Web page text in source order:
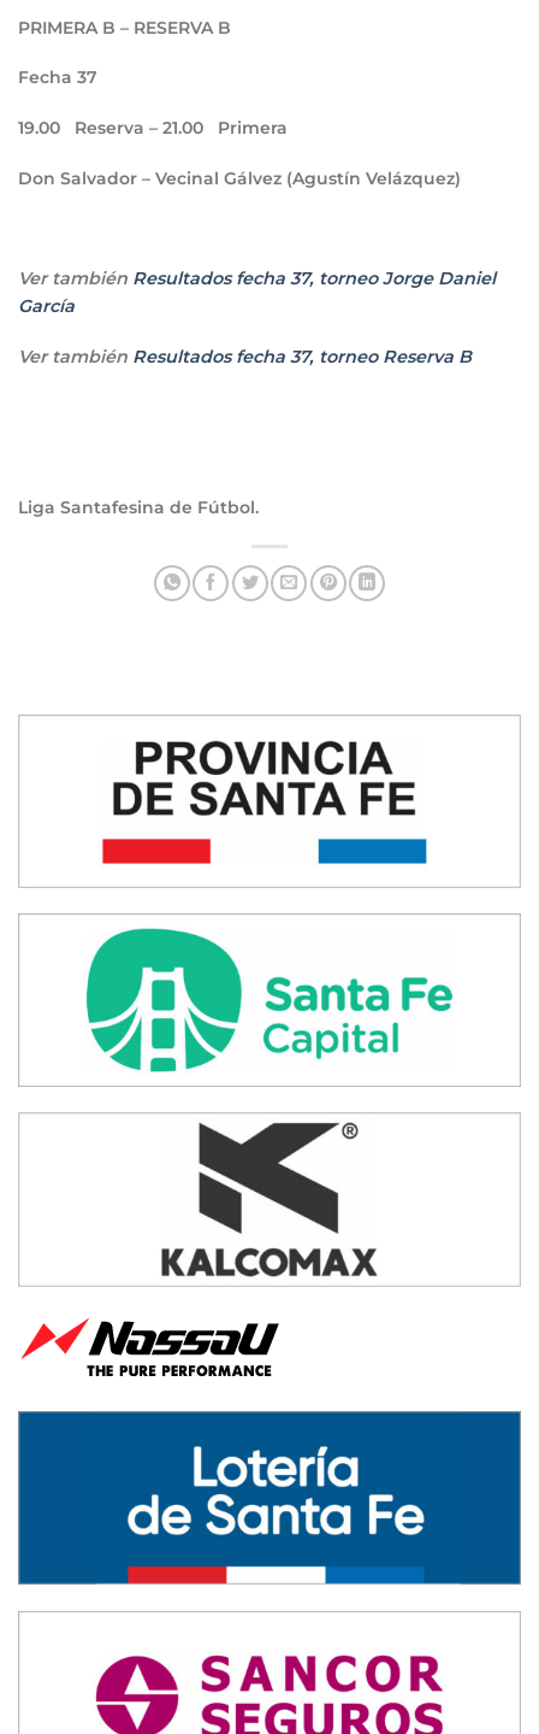
PRIMERA B – RESERVA B
Fecha 37
19.00 Reserva – 21.00 Primera
Don Salvador – Vecinal Gálvez (Agustín Velázquez)
Ver también Resultados fecha 37, torneo Jorge Daniel
García
Ver también Resultados fecha 37, torneo Reserva B
Liga Santafesina de Fútbol.